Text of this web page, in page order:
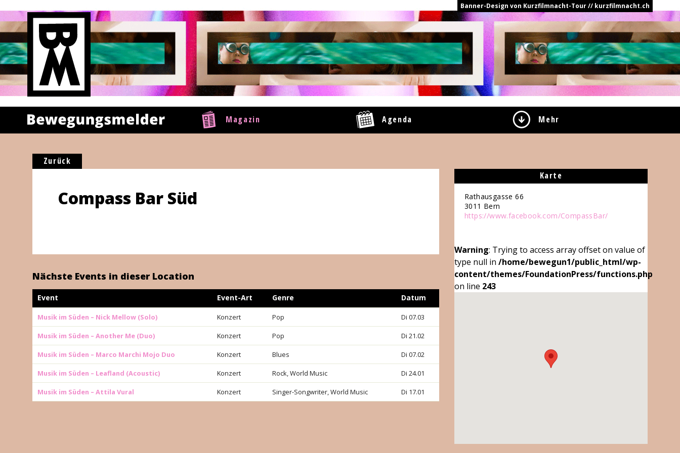
Banner-Design von Kurzfilmnacht-Tour // kurzfilmnacht.ch
Magazin Agenda Mehr
Zurück
Compass Bar Süd
Nächste Events in dieser Location
Event Event-Art Genre Datum
Musik im Süden – Nick Mellow (Solo) Konzert Pop Di 07.03
Musik im Süden – Another Me (Duo) Konzert Pop Di 21.02
Musik im Süden – Marco Marchi Mojo Duo Konzert Blues Di 07.02
Musik im Süden – Leafland (Acoustic) Konzert Rock, World Music Di 24.01
Musik im Süden – Attila Vural Konzert Singer-Songwriter, World Music Di 17.01
Karte
Rathausgasse 66
3011 Bern
https://www.facebook.com/CompassBar/
Warning: Trying to access array offset on value of
type null in/home/bewegun1/public_html/wp-
content/themes/FoundationPress/functions.php
on line 243